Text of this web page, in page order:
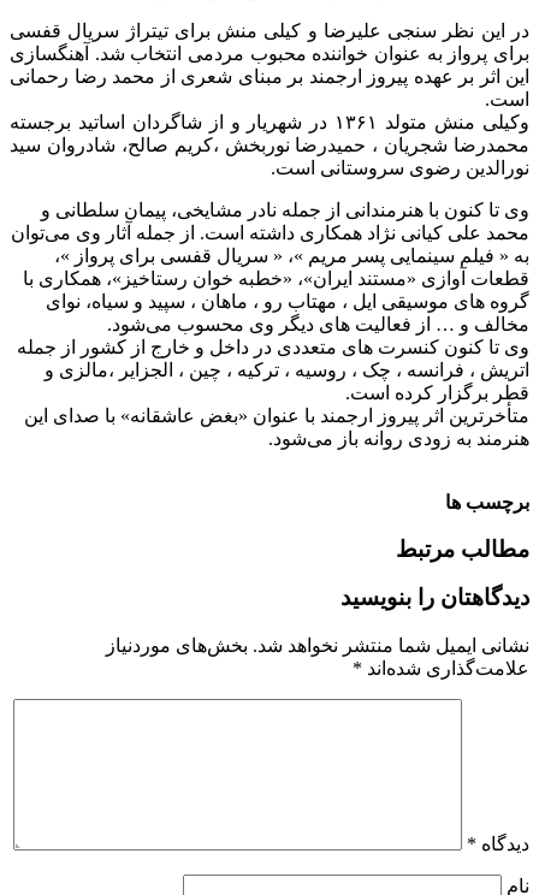
در این نظر سنجی علیرضا و کیلی منش برای تیتراژ سریال قفسی
برای پرواز به عنوان خواننده محبوب مردمی انتخاب شد. آهنگسازی
این اثر بر عهده پیروز ارجمند بر مبنای شعری از محمد رضا رحمانی
است.
وکیلی منش متولد ۱۳۶۱ در شهریار و از شاگردان اساتید برجسته
محمدرضا شجریان ، حمیدرضا نوربخش ،کریم صالح، شادروان سید
نورالدین رضوی سروستانی است.
وی تا کنون با هنرمندانی از جمله نادر مشایخی، پیمان سلطانی و
محمد علی کیانی نژاد همکاری داشته است. از جمله آثار وی می‌توان
به « فیلم سینمایی پسر مریم »، « سریال قفسی برای پرواز »،
قطعات آوازی «مستند ایران»، «خطبه خوان رستاخیز»، همکاری با
گروه های موسیقی ایل ، مهتاب رو ، ماهان ، سپید و سیاه، نوای
مخالف و … از فعالیت های دیگر وی محسوب می‌شود.
وی تا کنون کنسرت های متعددی در داخل و خارج از کشور از جمله
اتریش ، فرانسه ، چک ، روسیه ، ترکیه ، چین ، الجزایر ،مالزی و
قطر برگزار کرده است.
متأخرترین اثر پیروز ارجمند با عنوان «بغض عاشقانه» با صدای این
هنرمند به زودی روانه باز می‌شود.
برچسب ها
مطالب مرتبط
دیدگاهتان را بنویسید
نشانی ایمیل شما منتشر نخواهد شد. بخش‌های موردنیاز
علامت‌گذاری شده‌اند *
دیدگاه *
نام